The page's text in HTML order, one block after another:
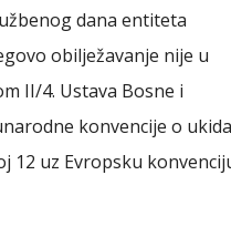
dana entiteta
obilježavanje nije u
II/4. Ustava Bosne i
konvencije o
12 uz Evropsku